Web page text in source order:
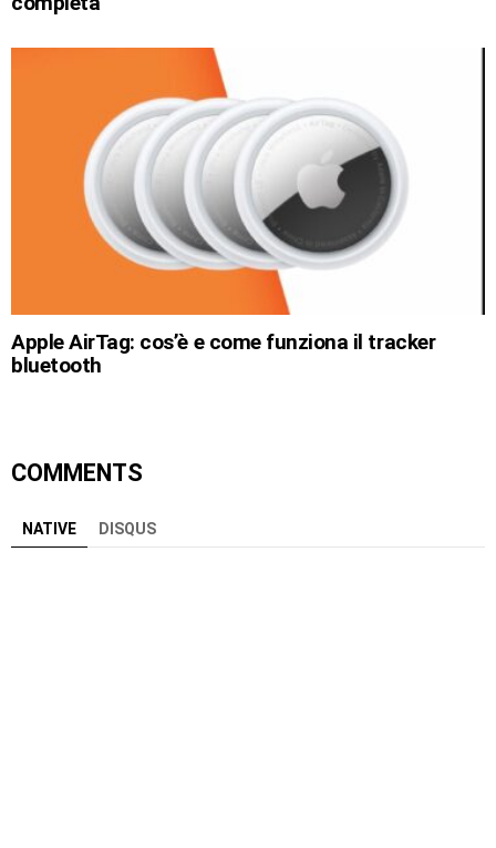
Apple AirTag: cos’è e come funziona il tracker
bluetooth
COMMENTS
NATIVE DISQUS